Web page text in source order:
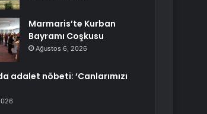
Marmaris’te Kurban
Bayramı Coşkusu
Ağustos 6, 2026
adalet nöbeti: ‘Canlarımızı